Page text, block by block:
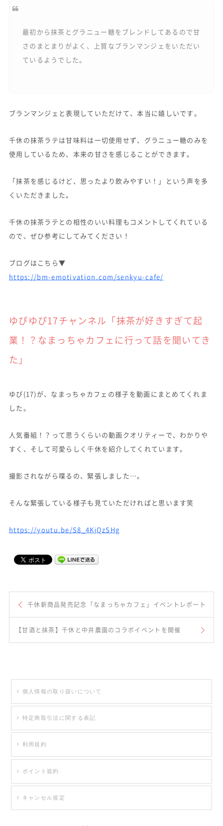
最初から抹茶とグラニュー糖をブレンドしてあるので甘
さのまとまりがよく、上質なブランマンジェをいただい
ているようでした。
ブランマンジェと表現していただけて、本当に嬉しいです。
千休の抹茶ラテは甘味料は一切使用せず、グラニュー糖のみを
使用しているため、本来の甘さを感じることができます。
「抹茶を感じるけど、思ったより飲みやすい！」という声を多
くいただきました。
千休の抹茶ラテとの相性のいい料理もコメントしてくれている
ので、ぜひ参考にしてみてください！
ブログはこちら▼
https://bm-emotivation.com/senkyu-cafe/
ゆぴゆぴ17チャンネル「抹茶が好きすぎて起
業！？なまっちゃカフェに行って話を聞いてき
た」
ゆぴ(17)が、なまっちゃカフェの様子を動画にまとめてくれま
した。
人気番組！？って思うくらいの動画クオリティーで、わかりや
すく、そして可愛らしく千休を紹介してくれています。
撮影されながら喋るの、緊張しました…。
そんな緊張している様子も見ていただければと思います笑
https://youtu.be/S8_4KjQzSHg
千休新商品発売記念「なまっちゃカフェ」イベントレポート
【甘酒と抹茶】千休と中井農園のコラボイベントを開催
個人情報の取り扱いについて
特定商取引法に関する表記
利用規約
ポイント規約
キャンセル規定